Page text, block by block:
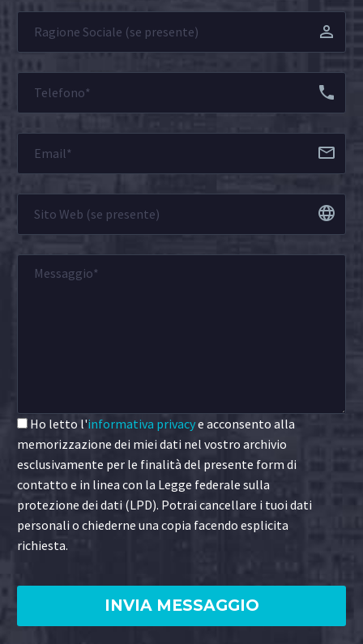
Ho letto l'informativa privacye acconsento alla
memorizzazione dei miei dati nel vostro archivio
esclusivamente per le finalità del presente form di
contatto e in linea con la Legge federale sulla
protezione dei dati (LPD). Potrai cancellare i tuoi dati
personali o chiederne una copia facendo esplicita
richiesta.